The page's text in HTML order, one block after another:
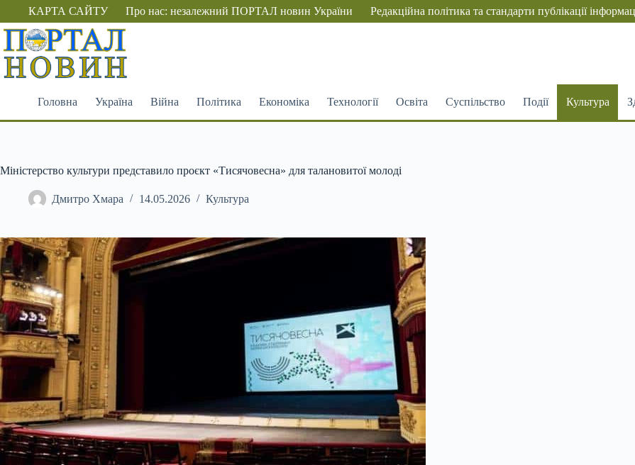
Перейти
вмісту
КАРТА САЙТУ Про нас: незалежний ПОРТАЛ новин України Редакційна політика та стандарти публікації
Головна Україна Війна Політика Економіка Технології Освіта Суспільство Події Культура
Міністерство культури представило проєкт «Тисячовесна» для талановитої молоді
Дмитро Хмара 14.05.2026 Культура